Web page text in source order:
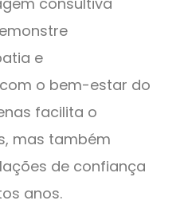
e
o bem-estar do
facilita o
mas também
de confiança
anos.